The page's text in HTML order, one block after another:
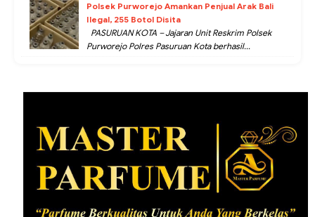
Polsek Purworejo Amankan Penjual Arak Bali
Ilegal, 255 Botol Disita
PASURUAN KOTA – Jajaran Unit Reskrim Polsek
Purworejo Polres Pasuruan Kota berhasil...